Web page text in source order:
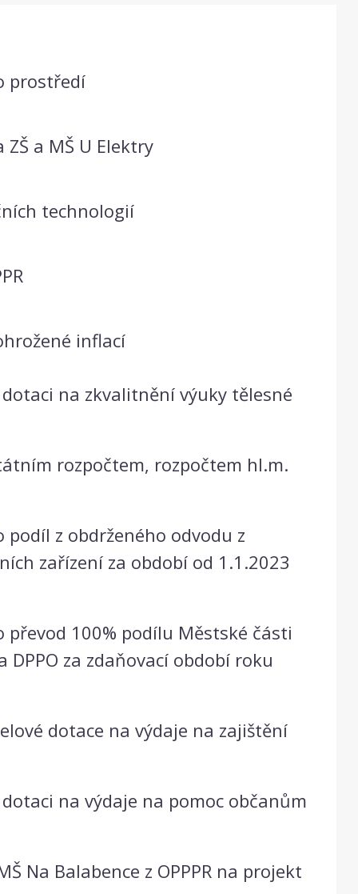
prostředí
a MŠ U Elektry
technologií
inflací
na zkvalitnění výuky tělesné
rozpočtem, rozpočtem hl.m.
z obdrženého odvodu z
zařízení za období od 1.1.2023
100% podílu Městské části
za zdaňovací období roku
dotace na výdaje na zajištění
na výdaje na pomoc občanům
Na Balabence z OPPPR na projekt